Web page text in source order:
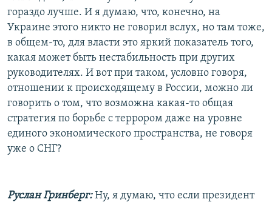
гораздо лучше. И я думаю, что, конечно, на
Украине этого никто не говорил вслух, но там тоже,
в общем-то, для власти это яркий показатель того,
какая может быть нестабильность при других
руководителях. И вот при таком, условно говоря,
отношении к происходящему в России, можно ли
говорить о том, что возможна какая-то общая
стратегия по борьбе с террором даже на уровне
единого экономического пространства, не говоря
уже о СНГ?
Руслан Гринберг:Ну, я думаю, что если президент